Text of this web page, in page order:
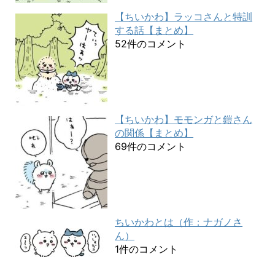
【ちいかわ】ラッコさんと特訓
する話【まとめ】
52件のコメント
【ちいかわ】モモンガと鎧さん
の関係【まとめ】
69件のコメント
ちいかわとは（作：ナガノさ
ん）
1件のコメント